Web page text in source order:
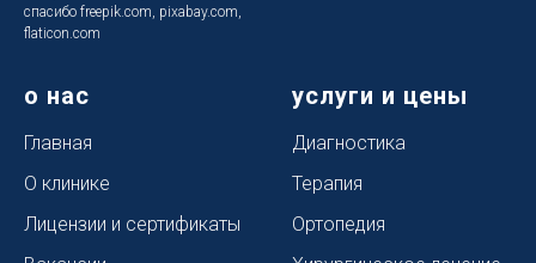
спасибо freepik.com, pixabay.com,
flaticon.com
о нас
Главная
О клинике
Лицензии и сертификаты
услуги и цены
Диагностика
Терапия
Ортопедия